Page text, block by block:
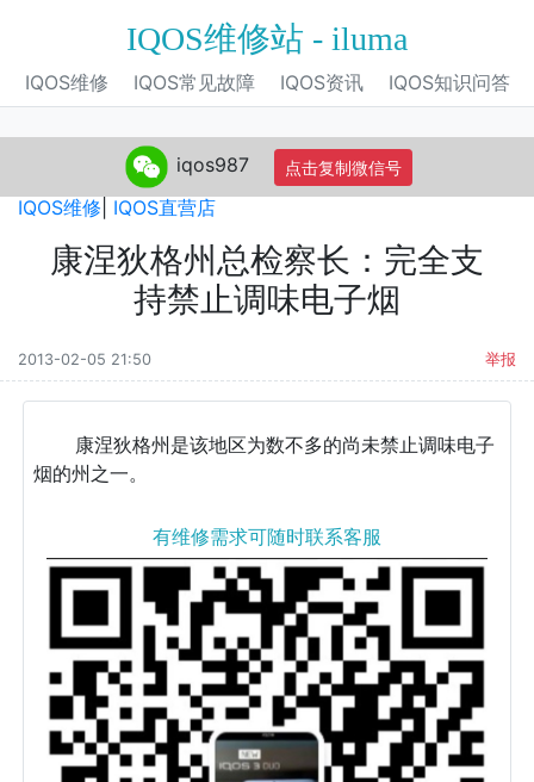
IQOS维修站 - iluma
IQOS维修 IQOS常见故障 IQOS资讯 IQOS知识问答
|IQOS电子烟| IQOS专营店|IQOS自营店
IQOS维修 IQOS直营店
康涅狄格州总检察长：完全支
持禁止调味电子烟
2013-02-05 21:50 举报
康涅狄格州是该地区为数不多的尚未禁止调味电子
烟的州之一。
有维修需求可随时联系客服
iqos987 点击复制微信号